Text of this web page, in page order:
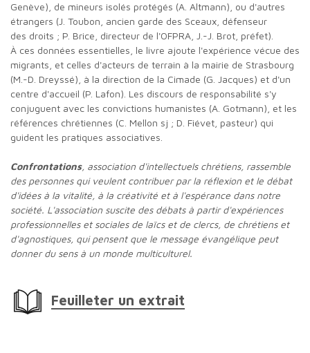
Genève), de mineurs isolés protégés (A. Altmann), ou d'autres
étrangers (J. Toubon, ancien garde des Sceaux, défenseur
des droits ; P. Brice, directeur de l'OFPRA, J.-J. Brot, préfet).
À ces données essentielles, le livre ajoute l'expérience vécue des
migrants, et celles d'acteurs de terrain à la mairie de Strasbourg
(M.-D. Dreyssé), à la direction de la Cimade (G. Jacques) et d'un
centre d'accueil (P. Lafon). Les discours de responsabilité s'y
conjuguent avec les convictions humanistes (A. Gotmann), et les
références chrétiennes (C. Mellon sj ; D. Fiévet, pasteur) qui
guident les pratiques associatives.
Confrontations, association d'intellectuels chrétiens, rassemble
des personnes qui veulent contribuer par la réflexion et le débat
d'idées à la vitalité, à la créativité et à l'espérance dans notre
société. L'association suscite des débats à partir d'expériences
professionnelles et sociales de laïcs et de clercs, de chrétiens et
d'agnostiques, qui pensent que le message évangélique peut
donner du sens à un monde multiculturel.
Feuilleter un extrait